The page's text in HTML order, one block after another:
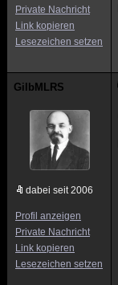
Private Nachricht
Link kopieren
Lesezeichen setzen
GilbMLRS
dabei seit 2006
Profil anzeigen
Private Nachricht
Link kopieren
Lesezeichen setzen